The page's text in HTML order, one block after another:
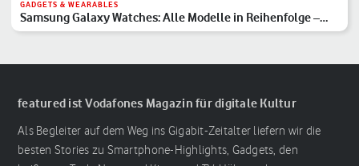
GADGETS & WEARABLES
Samsung Galaxy Watches: Alle Modelle in Reihenfolge –
Hauptserie, Classic & Ultra
featured ist Vodafones Magazin für digitale Kultur
Als Begleiter auf dem Weg ins Gigabit-Zeitalter liefern wir die
besten Stories zu Smartphone-Highlights, Gadgets, den